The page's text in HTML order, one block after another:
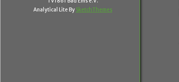
Analytical Lite By SketchThemes